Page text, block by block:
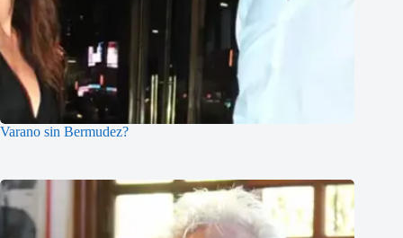
Varano sin Bermudez?